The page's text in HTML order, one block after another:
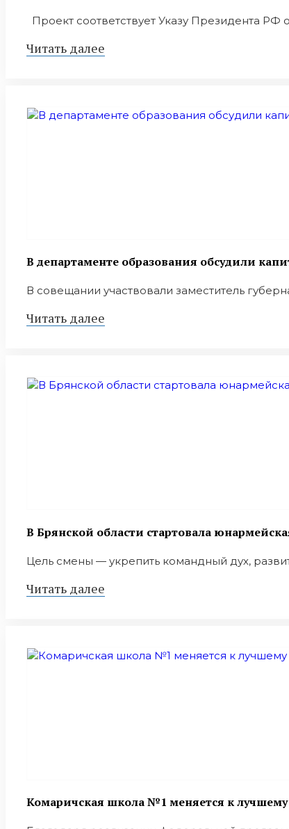
Проект соответствует Указу Президента
Читать далее
В департаменте образования обсудили
В совещании участвовали заместитель
Читать далее
В Брянской области стартовала
Цель смены — укрепить командный дух,
Читать далее
Комаричская школа №1 меняется к лучшему